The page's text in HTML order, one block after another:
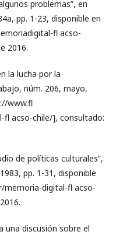
problemas”, en
pp. 1-23, disponible en
fl acso-
2016.
la lucha por la
núm. 206, mayo,
www.fl
fl acso-chile/], consultado:
de políticas culturales”,
pp. 1-31, disponible
memoria-digital-fl acso-
una discusión sobre el